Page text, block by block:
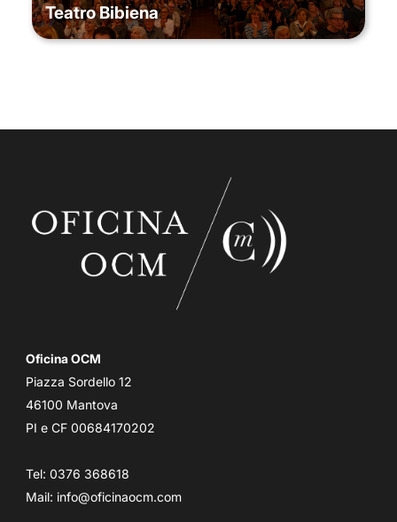
Teatro Bibiena
Oficina OCM
Piazza Sordello 12
46100 Mantova
PI e CF 00684170202
Tel: 0376 368618
Mail: info@oficinaocm.com